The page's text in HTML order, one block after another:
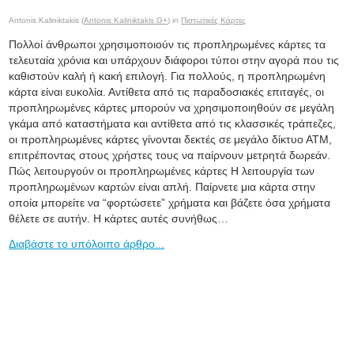
Antonis Kaliniktakis (Antonis Kaliniktakis G+) in Πιστωτικές Κάρτες
Πολλοί άνθρωποι χρησιμοποιούν τις προπληρωμένες κάρτες τα
τελευταία χρόνια και υπάρχουν διάφοροι τύποι στην αγορά που τις
καθιστούν καλή ή κακή επιλογή. Για πολλούς, η προπληρωμένη
κάρτα είναι ευκολία. Αντίθετα από τις παραδοσιακές επιταγές, οι
προπληρωμένες κάρτες μπορούν να χρησιμοποιηθούν σε μεγάλη
γκάμα από καταστήματα και αντίθετα από τις κλασσικές τράπεζες,
οι προπληρωμένες κάρτες γίνονται δεκτές σε μεγάλο δίκτυο ΑΤΜ,
επιτρέποντας στους χρήστες τους να παίρνουν μετρητά δωρεάν.
Πώς λειτουργούν οι προπληρωμένες κάρτες Η λειτουργία των
προπληρωμένων καρτών είναι απλή. Παίρνετε μια κάρτα στην
οποία μπορείτε να “φορτώσετε” χρήματα και βάζετε όσα χρήματα
θέλετε σε αυτήν. Η κάρτες αυτές συνήθως…
Διαβάστε το υπόλοιπο άρθρο...